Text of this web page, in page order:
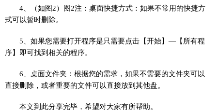
4、（如图2）图2注：桌面快捷方式：如果不常用的快捷方
式可以暂时删除。
5、如果您需要打开程序是只需要点击【开始】—【所有程
序】即可找到相关的程序。
6、桌面文件夹：根据您的需求，如果不需要的文件夹可以
直接删除，或者重要的文件可以直接放到其他盘。
本文到此分享完毕，希望对大家有所帮助。